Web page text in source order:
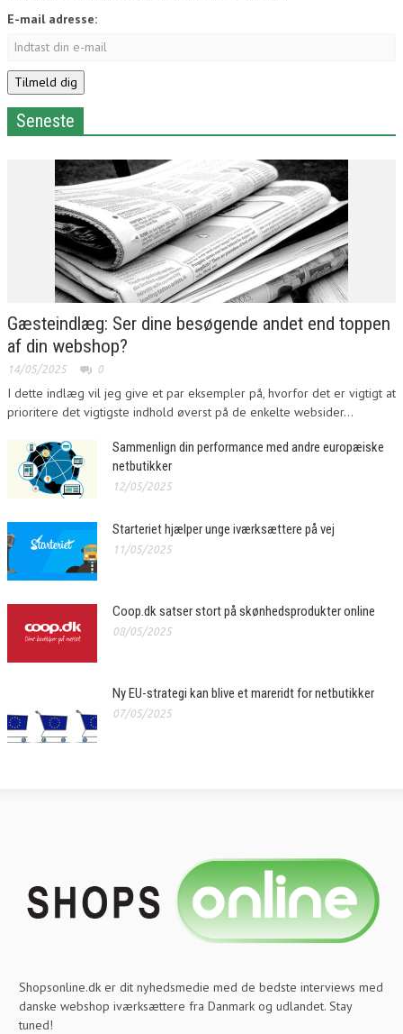
E-mail adresse:
Seneste
Gæsteindlæg: Ser dine besøgende andet end toppen
af din webshop?
14/05/2025 0
I dette indlæg vil jeg give et par eksempler på, hvorfor det er vigtigt at
prioritere det vigtigste indhold øverst på de enkelte websider...
Sammenlign din performance med andre europæiske
netbutikker
12/05/2025
Starteriet hjælper unge iværksættere på vej
11/05/2025
Coop.dk satser stort på skønhedsprodukter online
08/05/2025
Ny EU-strategi kan blive et mareridt for netbutikker
07/05/2025
Shopsonline.dk er dit nyhedsmedie med de bedste interviews med
danske webshop iværksættere fra Danmark og udlandet. Stay
tuned!